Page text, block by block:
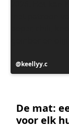
Bericht
gepubliceerd
keellyy.c
De mat:
voor elk